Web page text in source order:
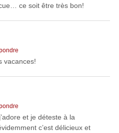
ce soit être très bon!
vacances!
et je déteste à la
c’est délicieux et